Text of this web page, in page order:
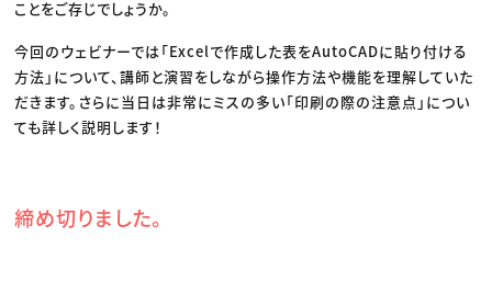
ことをご存じでしょうか。
今回のウェビナーでは「Excelで作成した表をAutoCADに貼り付ける
方法」について、講師と演習をしながら操作方法や機能を理解していた
だきます。さらに当日は非常にミスの多い「印刷の際の注意点」につい
ても詳しく説明します！
締め切りました。